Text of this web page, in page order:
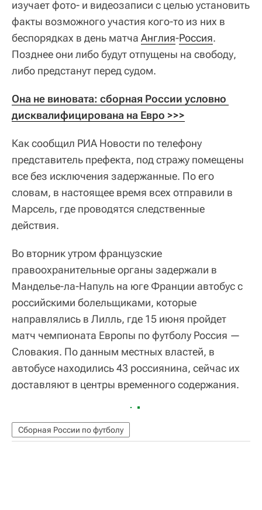
изучает фото- и видеозаписи с целью установить
факты возможного участия кого-то из них в
беспорядках в день матча Англия-Россия.
Позднее они либо будут отпущены на свободу,
либо предстанут перед судом.
Она не виновата: сборная России условно
дисквалифицирована на Евро >>>
Как сообщил РИА Новости по телефону
представитель префекта, под стражу помещены
все без исключения задержанные. По его
словам, в настоящее время всех отправили в
Марсель, где проводятся следственные
действия.
Во вторник утром французские
правоохранительные органы задержали в
Манделье-ла-Напуль на юге Франции автобус с
российскими болельщиками, которые
направлялись в Лилль, где 15 июня пройдет
матч чемпионата Европы по футболу Россия —
Словакия. По данным местных властей, в
автобусе находились 43 россиянина, сейчас их
доставляют в центры временного содержания.
Сборная России по футболу